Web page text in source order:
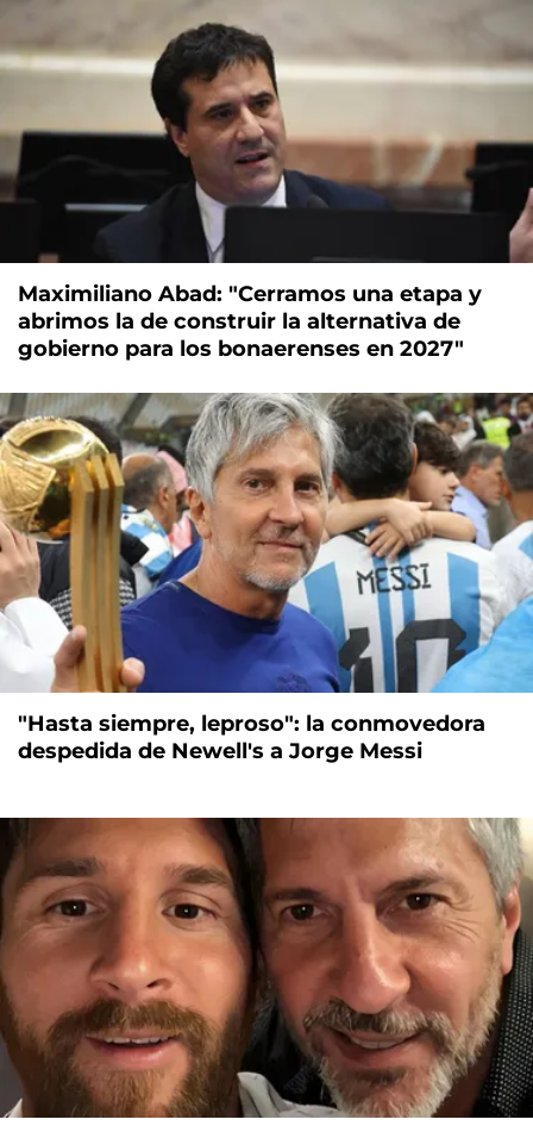
Maximiliano Abad: "Cerramos una etapa y
abrimos la de construir la alternativa de
gobierno para los bonaerenses en 2027"
"Hasta siempre, leproso": la conmovedora
despedida de Newell's a Jorge Messi